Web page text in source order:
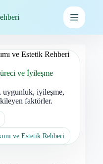
ve Estetik Rehberi
ve İyileşme
uygunluk, iyileşme,
faktörler.
ve Estetik Rehberi